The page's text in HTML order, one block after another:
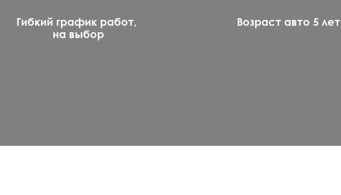
Возраст авто 5 лет
Гибкий график работ,
на выбор